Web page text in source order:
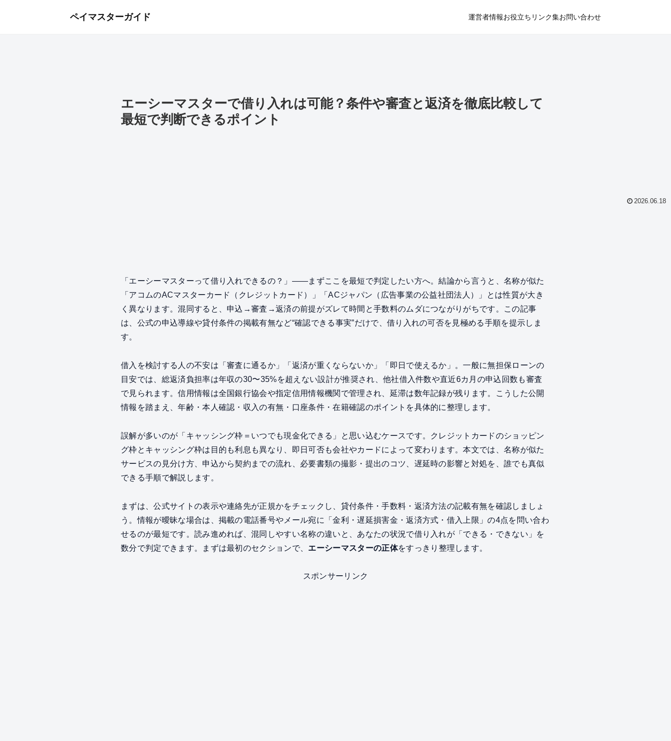
ペイマスターガイド 運営者情報お役立ちリンク集お問い合わせ
エーシーマスターで借り入れは可能？条件や審査と返済を徹底比較して
最短で判断できるポイント
2026.06.18
「エーシーマスターって借り入れできるの？」——まずここを最短で判定したい方へ。結論から言うと、名称が似た
「アコムのACマスターカード（クレジットカード）」「ACジャパン（広告事業の公益社団法人）」とは性質が大き
く異なります。混同すると、申込→審査→返済の前提がズレて時間と手数料のムダにつながりがちです。この記事
は、公式の申込導線や貸付条件の掲載有無など“確認できる事実”だけで、借り入れの可否を見極める手順を提示しま
す。
借入を検討する人の不安は「審査に通るか」「返済が重くならないか」「即日で使えるか」。一般に無担保ローンの
目安では、総返済負担率は年収の30〜35%を超えない設計が推奨され、他社借入件数や直近6カ月の申込回数も審査
で見られます。信用情報は全国銀行協会や指定信用情報機関で管理され、延滞は数年記録が残ります。こうした公開
情報を踏まえ、年齢・本人確認・収入の有無・口座条件・在籍確認のポイントを具体的に整理します。
誤解が多いのが「キャッシング枠＝いつでも現金化できる」と思い込むケースです。クレジットカードのショッピン
グ枠とキャッシング枠は目的も利息も異なり、即日可否も会社やカードによって変わります。本文では、名称が似た
サービスの見分け方、申込から契約までの流れ、必要書類の撮影・提出のコツ、遅延時の影響と対処を、誰でも真似
できる手順で解説します。
まずは、公式サイトの表示や連絡先が正規かをチェックし、貸付条件・手数料・返済方法の記載有無を確認しましょ
う。情報が曖昧な場合は、掲載の電話番号やメール宛に「金利・遅延損害金・返済方式・借入上限」の4点を問い合わ
せるのが最短です。読み進めれば、混同しやすい名称の違いと、あなたの状況で借り入れが「できる・できない」を
数分で判定できます。まずは最初のセクションで、 エーシーマスターの正体をすっきり整理します。
スポンサーリンク